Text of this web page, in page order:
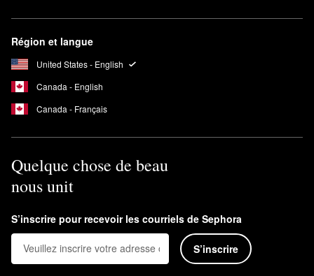
Région et langue
United States - English
Canada - English
Canada - Français
Quelque chose de beau
nous unit
S’inscrire pour recevoir les courriels de Sephora
S’inscrire